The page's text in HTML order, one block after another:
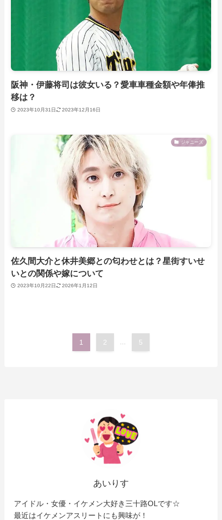
阪神・伊藤将司は彼女いる？愛車車種金額や年俸推
移は？
2023年10月31日 2023年12月16日
ジャニーズ
佐久間大介と休井美郷との匂わせとは？星街すいせ
いとの関係や嫁について
2023年10月22日 2026年1月12日
1 2 5
あいりす
アイドル・女優・イケメン大好き三十路OLです☆
最近はイケメンアスリートにも興味が！